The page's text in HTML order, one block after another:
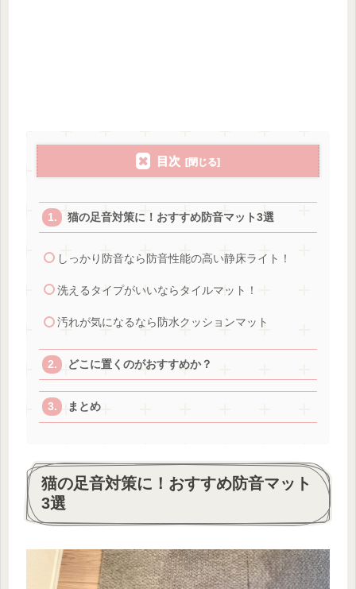
目次
猫の足音対策に！おすすめ防音マット3選
しっかり防音なら防音性能の高い静床ライト！
洗えるタイプがいいならタイルマット！
汚れが気になるなら防水クッションマット
どこに置くのがおすすめか？
まとめ
猫の足音対策に！おすすめ防音マット
3選